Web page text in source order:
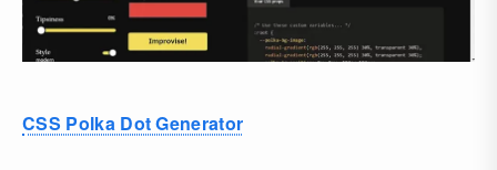
CSS Polka Dot Generator